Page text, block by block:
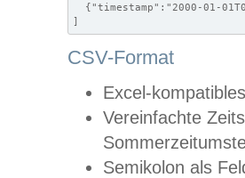
{"timestamp":"2000-01-
]
CSV-Format
Excel-
Vereinfachte
Semikolon als